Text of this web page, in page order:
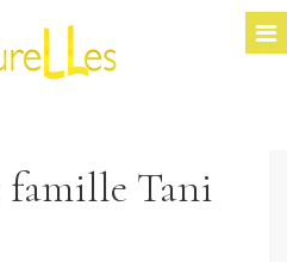
famille Tani